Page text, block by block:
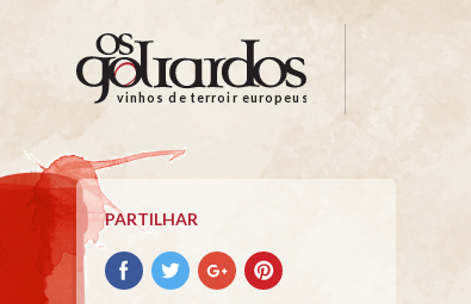
Os
Goliardos
Vinhos
de
Terroir
Europeus
vinhos de terroir europeus
PARTILHAR
Partilhar
no
Partilhar
no
Partilhar
no
Partilhar
no